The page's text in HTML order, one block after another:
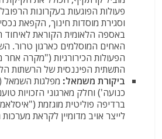
פעולות הפוגעות בעקרונות
וסגירת מוסדות חינוך, הקפאת
באספה הלאומית הקוראת לאיחוד
האחים המוסלמים כארגון טרור.
הפעולות הכירורגיות ("מקרה
התשתית הפיננסית של הרשתות
ביקורת משמאל: מפלגות השמאל
כנועה') וחלק מארגוני הזכויות
ברדיפה פוליטית מוגזמת
לייצר אויב מדומיין לקראת